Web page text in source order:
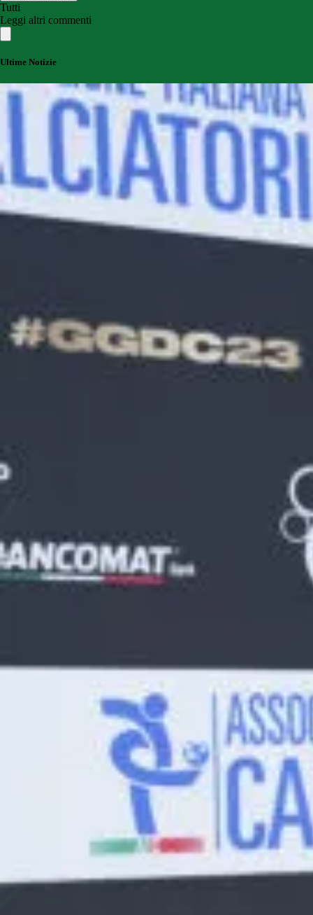
Tutti
Leggi altri commenti
Ultime Notizie